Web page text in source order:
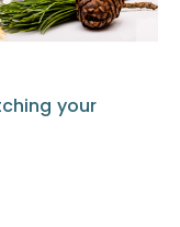
your